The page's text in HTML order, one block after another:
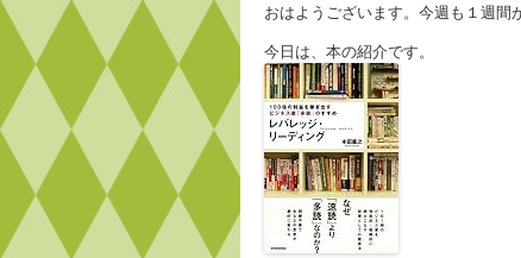
おはようございます。今週も１週間
今日は、本の紹介です。